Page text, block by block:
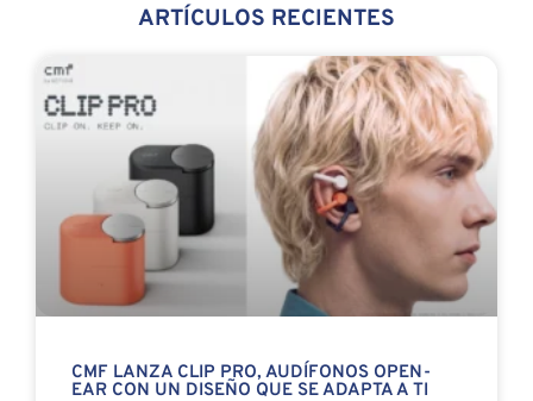
ARTÍCULOS RECIENTES
CMF LANZA CLIP PRO, AUDÍFONOS OPEN-
EAR CON UN DISEÑO QUE SE ADAPTA A TI